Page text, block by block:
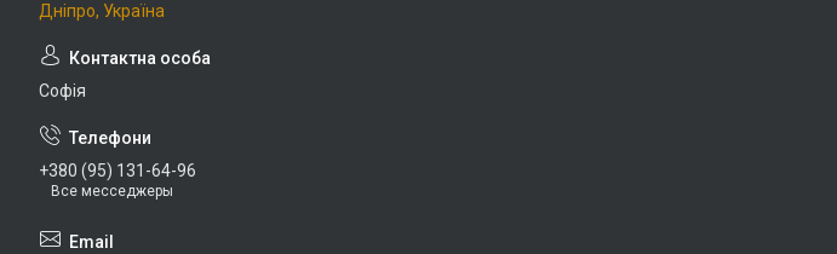
Дніпро, Україна
Софія
+380 (95) 131-64-96
Все месседжеры